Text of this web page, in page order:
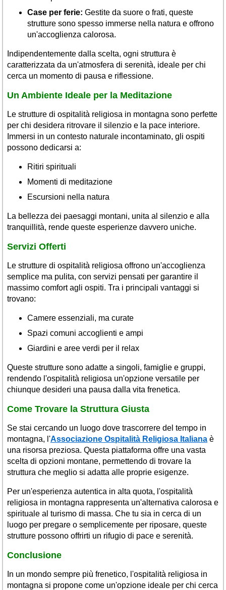
Case per ferie: Gestite da suore o frati, queste
strutture sono spesso immerse nella natura e offrono
un'accoglienza calorosa.
Indipendentemente dalla scelta, ogni struttura è
caratterizzata da un'atmosfera di serenità, ideale per chi
cerca un momento di pausa e riflessione.
Un Ambiente Ideale per la Meditazione
Le strutture di ospitalità religiosa in montagna sono perfette
per chi desidera ritrovare il silenzio e la pace interiore.
Immersi in un contesto naturale incontaminato, gli ospiti
possono dedicarsi a:
Ritiri spirituali
Momenti di meditazione
Escursioni nella natura
La bellezza dei paesaggi montani, unita al silenzio e alla
tranquillità, rende queste esperienze davvero uniche.
Servizi Offerti
Le strutture di ospitalità religiosa offrono un'accoglienza
semplice ma pulita, con servizi pensati per garantire il
massimo comfort agli ospiti. Tra i principali vantaggi si
trovano:
Camere essenziali, ma curate
Spazi comuni accoglienti e ampi
Giardini e aree verdi per il relax
Queste strutture sono adatte a singoli, famiglie e gruppi,
rendendo l'ospitalità religiosa un'opzione versatile per
chiunque desideri una pausa dalla vita frenetica.
Come Trovare la Struttura Giusta
Se stai cercando un luogo dove trascorrere del tempo in
montagna, l'Associazione Ospitalità Religiosa Italiana è
una risorsa preziosa. Questa piattaforma offre una vasta
scelta di opzioni montane, permettendo di trovare la
struttura che meglio si adatta alle proprie esigenze.
Per un'esperienza autentica in alta quota, l'ospitalità
religiosa in montagna rappresenta un'alternativa calorosa e
spirituale al turismo di massa. Che tu sia in cerca di un
luogo per pregare o semplicemente per riposare, queste
strutture possono offrirti un rifugio di pace e serenità.
Conclusione
In un mondo sempre più frenetico, l'ospitalità religiosa in
montagna si propone come un'opzione ideale per chi cerca